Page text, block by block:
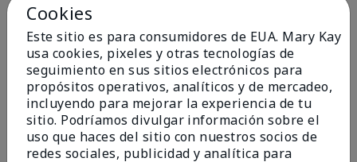
Excellent
EnviadoHace 4 meses
Coverly
deColumbia Missouri
Evaluado en
marykay.com/en-us/
Comentarios sobre Mary Kay® CC Cream
Sunscreen Broad Spectrum SPF 15*
Cookies
Este sitio es para consumidores de EUA. Mary Kay
usa cookies, pixeles y otras tecnologías de
seguimiento en sus sitios electrónicos para
propósitos operativos, analíticos y de mercadeo,
incluyendo para mejorar la experiencia de tu
sitio. Podríamos divulgar información sobre el
uso que haces del sitio con nuestros socios de
redes sociales, publicidad y analítica para